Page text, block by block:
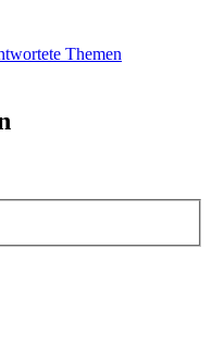
Themen